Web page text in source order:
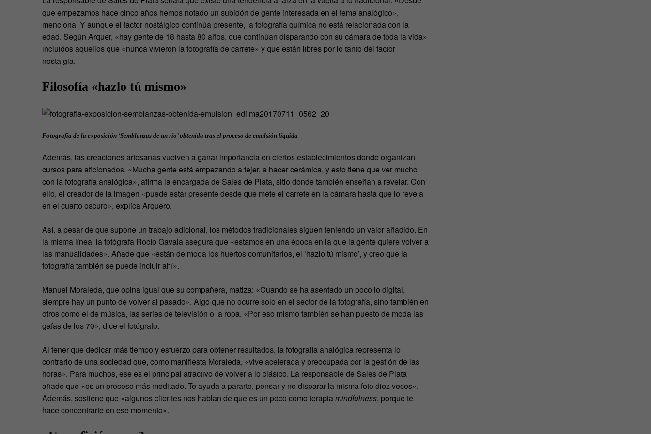
que empezamos hace cinco años hemos notado un subidón de gente interesada en el tema analógico»,
menciona. Y aunque el factor nostálgico continúa presente, la fotografía química no está relacionada con la
edad. Según Arquer, «hay gente de 18 hasta 80 años, que continúan disparando con su cámara de toda la vida»
incluidos aquellos que «nunca vivieron la fotografía de carrete» y que están libres por lo tanto del factor
nostalgia.
Filosofía «hazlo tú mismo»
Fotografía de la exposición ‘Semblanzas de un río’ obtenida tras el proceso de emulsión líquida
Además, las creaciones artesanas vuelven a ganar importancia en ciertos establecimientos donde organizan
cursos para aficionados. «Mucha gente está empezando a tejer, a hacer cerámica, y esto tiene que ver mucho
con la fotografía analógica», afirma la encargada de Sales de Plata, sitio donde también enseñan a revelar. Con
ello, el creador de la imagen «puede estar presente desde que mete el carrete en la cámara hasta que lo revela
en el cuarto oscuro», explica Arquero.
Así, a pesar de que supone un trabajo adicional, los métodos tradicionales siguen teniendo un valor añadido. En
la misma línea, la fotógrafa Rocío Gavala asegura que «estamos en una época en la que la gente quiere volver a
las manualidades». Añade que «están de moda los huertos comunitarios, el ‘hazlo tú mismo’, y creo que la
fotografía también se puede incluir ahí».
Manuel Moraleda, que opina igual que su compañera, matiza: «Cuando se ha asentado un poco lo digital,
siempre hay un punto de volver al pasado». Algo que no ocurre solo en el sector de la fotografía, sino también en
otros como el de música, las series de televisión o la ropa. «Por eso mismo también se han puesto de moda las
gafas de los 70», dice el fotógrafo.
Al tener que dedicar más tiempo y esfuerzo para obtener resultados, la fotografía analógica representa lo
contrario de una sociedad que, como manifiesta Moraleda, «vive acelerada y preocupada por la gestión de las
horas». Para muchos, ese es el principal atractivo de volver a lo clásico. La responsable de Sales de Plata
añade que «es un proceso más meditado. Te ayuda a pararte, pensar y no disparar la misma foto diez veces».
Además, sostiene que «algunos clientes nos hablan de que es un poco como terapiamindfulness, porque te
hace concentrarte en ese momento».